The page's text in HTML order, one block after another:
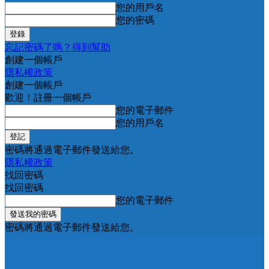
您的用戶名
您的密碼
忘記密碼了嗎？得到幫助
創建一個帳戶
隱私權政策
創建一個帳戶
歡迎！註冊一個帳戶
您的電子郵件
您的用戶名
密碼將通過電子郵件發送給您。
隱私權政策
找回密碼
找回密碼
您的電子郵件
密碼將通過電子郵件發送給您。